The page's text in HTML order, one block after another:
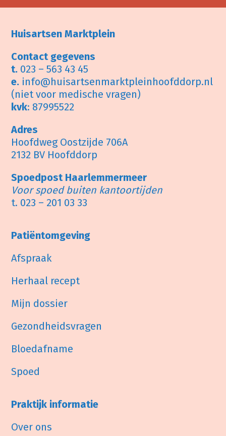
Huisartsen Marktplein
Contact gegevens
t. 023 – 563 43 45
e. info@huisartsenmarktpleinhoofddorp.nl
(niet voor medische vragen)
kvk: 87995522
Adres
Hoofdweg Oostzijde 706A
2132 BV Hoofddorp
Spoedpost Haarlemmermeer
Voor spoed buiten kantoortijden
t. 023 – 201 03 33
Patiëntomgeving
Afspraak
Herhaal recept
Mijn dossier
Gezondheidsvragen
Bloedafname
Spoed
Praktijk informatie
Over ons